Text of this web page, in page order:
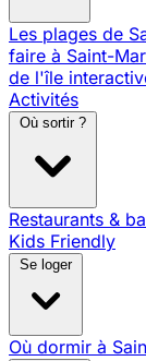
Les plages de
faire à Saint-
de l'île
Activités
Où sortir ?
Restaurants &
Kids Friendly
Se loger
Où dormir à